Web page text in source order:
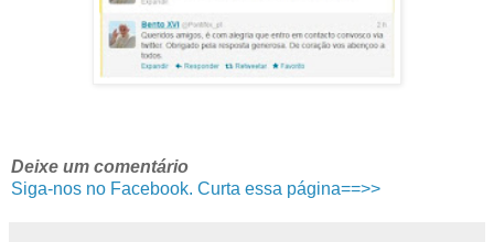
Deixe um comentário
Siga-nos no Facebook. Curta essa página==>>